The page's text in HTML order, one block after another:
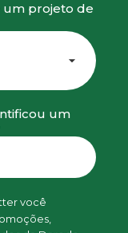
um projeto de
um
você